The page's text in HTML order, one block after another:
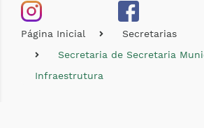
Página Inicial
Secretarias
Secretaria de Secretaria
Infraestrutura